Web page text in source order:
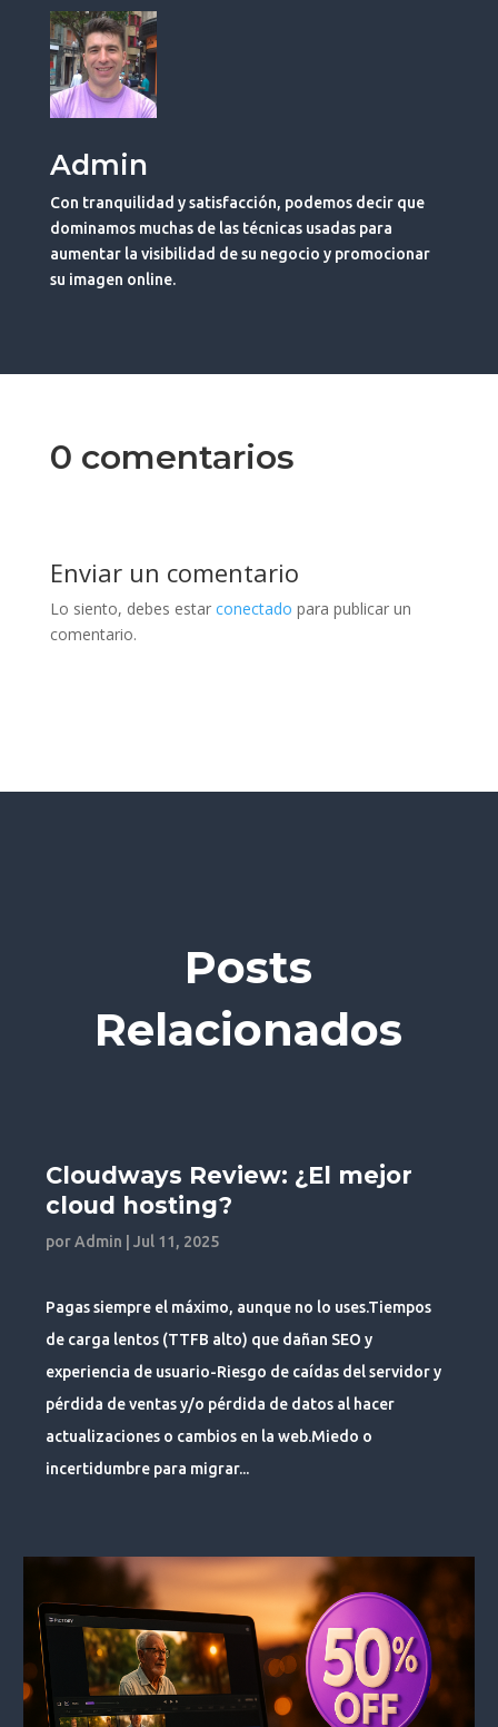
Admin
Con tranquilidad y satisfacción, podemos decir que
dominamos muchas de las técnicas usadas para
aumentar la visibilidad de su negocio y promocionar
su imagen online.
0 comentarios
Enviar un comentario
Lo siento, debes estar conectado para publicar un
comentario.
Posts
Relacionados
Cloudways Review: ¿El mejor
cloud hosting?
porAdmin |Jul 11, 2025
Pagas siempre el máximo, aunque no lo uses.Tiempos
de carga lentos (TTFB alto) que dañan SEO y
experiencia de usuario-Riesgo de caídas del servidor y
pérdida de ventas y/o pérdida de datos al hacer
actualizaciones o cambios en la web.Miedo o
incertidumbre para migrar...